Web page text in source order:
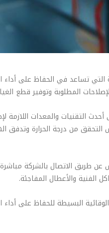
تساعد في الحفاظ على
المطلوبة وتوفير قطع
التقنيات والمعدات اللازمة
من درجة الحرارة وتدفق
الاتصال بالشركة مباشرة
الفنية والأعطال المفاجئة.
البسيطة للحفاظ على